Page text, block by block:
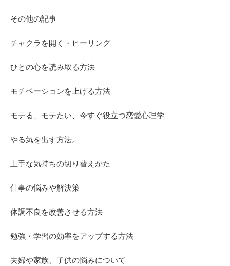
その他の記事
チャクラを開く・ヒーリング
ひとの心を読み取る方法
モチベーションを上げる方法
モテる、モテたい、今すぐ役立つ恋愛心理学
やる気を出す方法。
上手な気持ちの切り替えかた
仕事の悩みや解決策
体調不良を改善させる方法
勉強・学習の効率をアップする方法
夫婦や家族、子供の悩みについて